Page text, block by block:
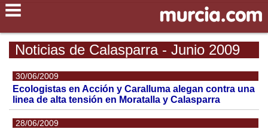
Noticias de Calasparra - Junio 2009
30/06/2009
Ecologistas en Acción y Caralluma alegan contra una
linea de alta tensión en Moratalla y Calasparra
28/06/2009